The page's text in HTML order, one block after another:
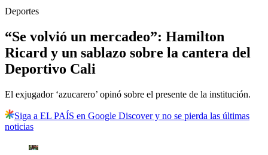
Deportes
“Se volvió un mercadeo”: Hamilton
Ricard y un sablazo sobre la cantera del
Deportivo Cali
El exjugador ‘azucarero’ opinó sobre el presente de la institución.
Siga a EL PAÍS en Google Discover y no se pierda las últimas
noticias